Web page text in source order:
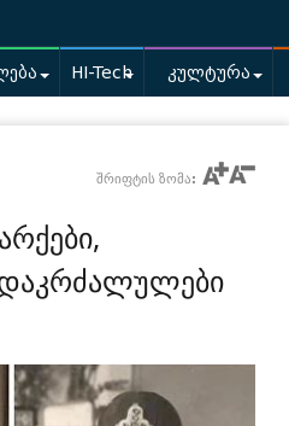
HI-Tech კულტურა
შრიფტის ზომა:
დაკრძალულები